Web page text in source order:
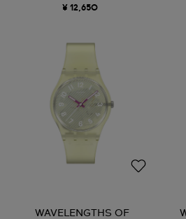
¥ 12,650
WAVELENGTHS OF